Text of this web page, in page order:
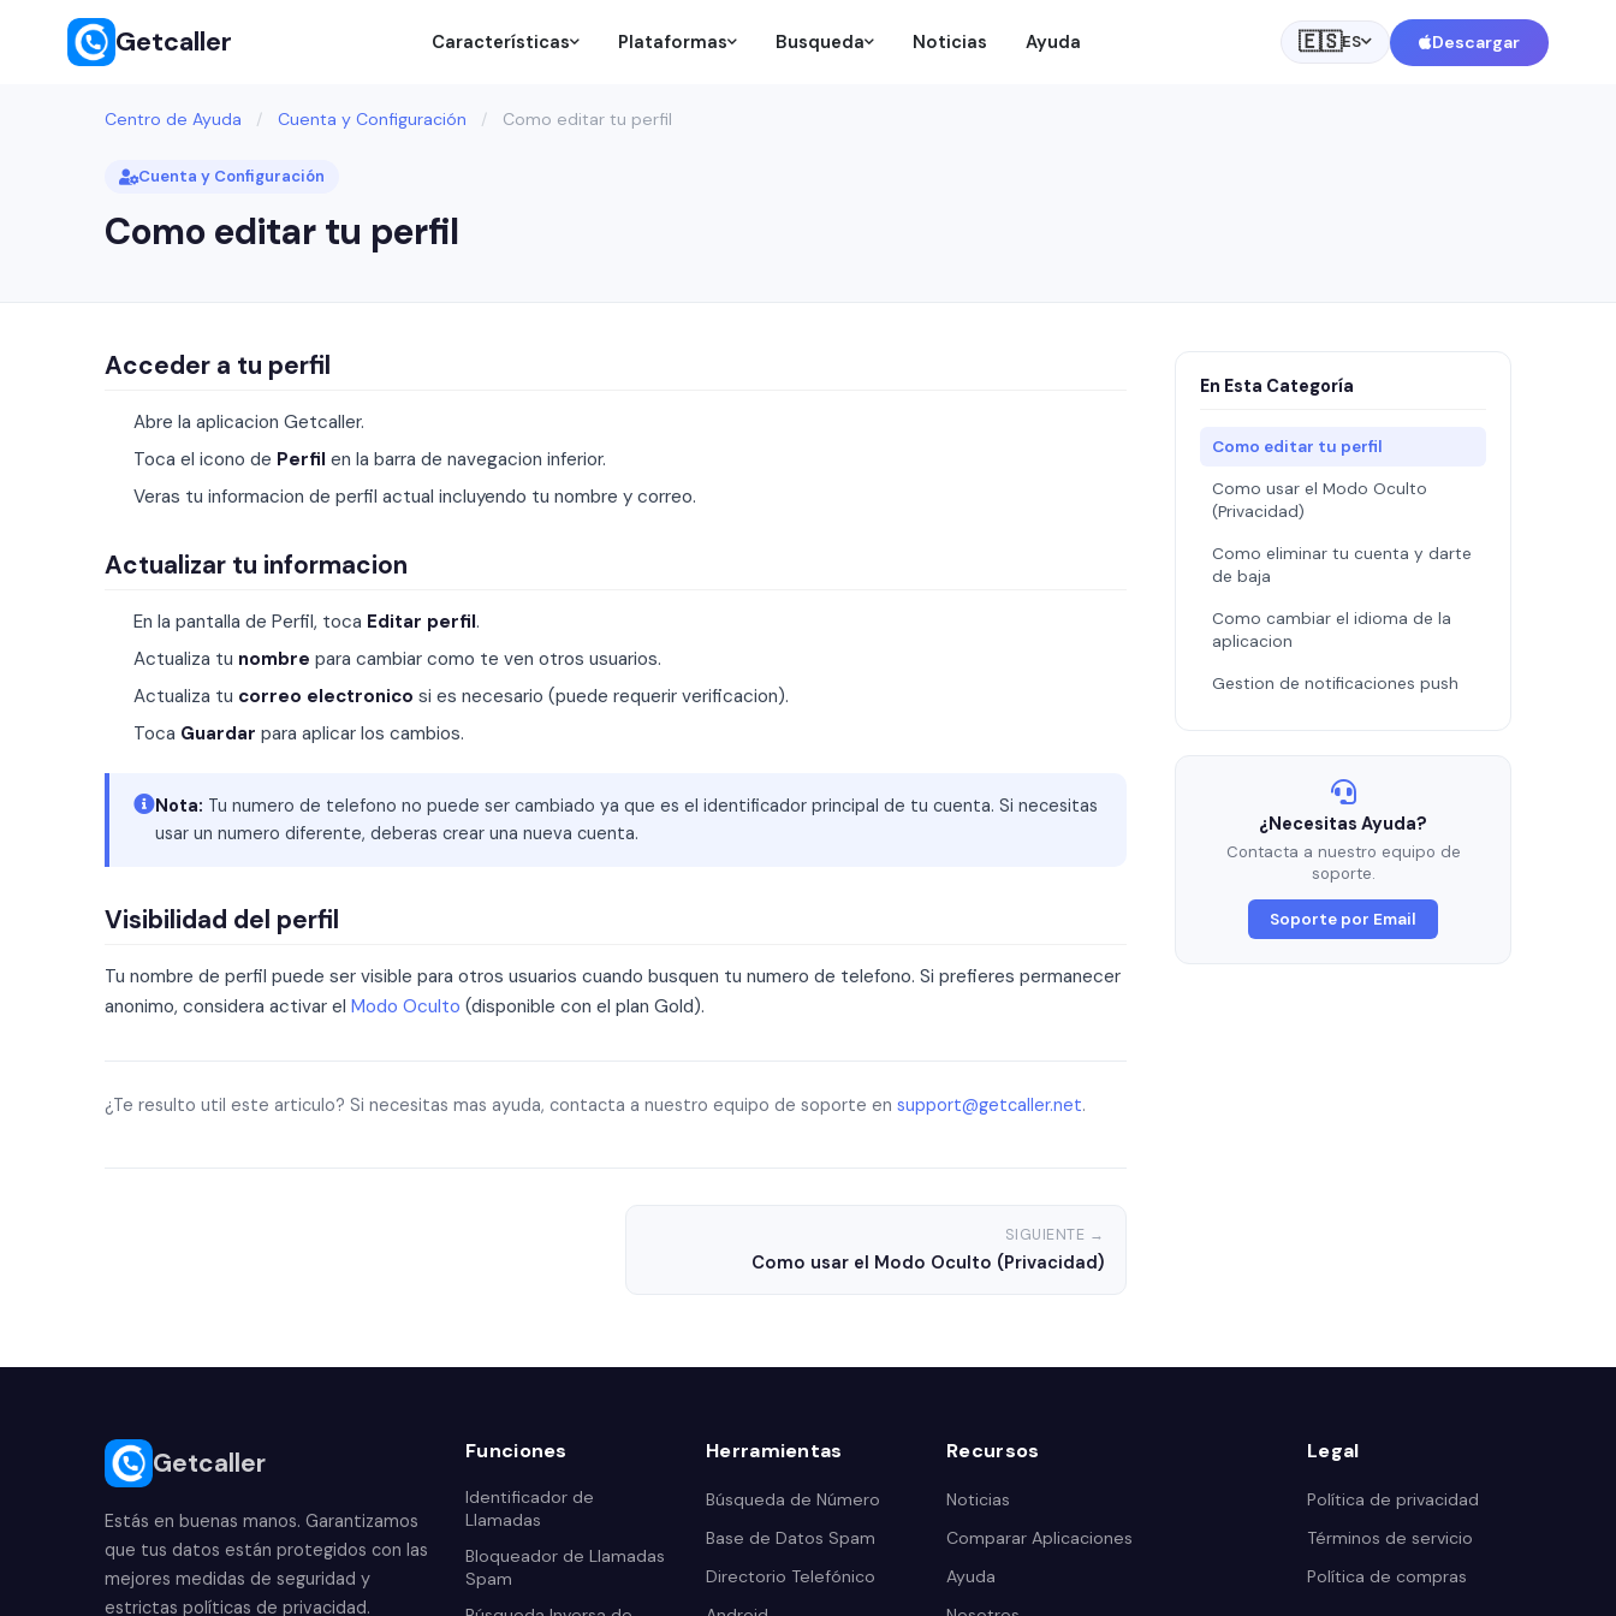
Getcaller Características Plataformas Busqueda Noticias Ayuda 🇪🇸ES Descargar
Centro de Ayuda / Cuenta y Configuración / Como editar tu perfil
Cuenta y Configuración
Como editar tu perfil
Acceder a tu perfil
Abre la aplicacion Getcaller.
Toca el icono de Perfil en la barra de navegacion inferior.
Veras tu informacion de perfil actual incluyendo tu nombre y correo.
Actualizar tu informacion
En la pantalla de Perfil, toca Editar perfil.
Actualiza tu nombre para cambiar como te ven otros usuarios.
Actualiza tu correo electronico si es necesario (puede requerir verificacion).
Toca Guardar para aplicar los cambios.
Nota: Tu numero de telefono no puede ser cambiado ya que es el identificador principal de tu cuenta. Si necesitas
usar un numero diferente, deberas crear una nueva cuenta.
Visibilidad del perfil
Tu nombre de perfil puede ser visible para otros usuarios cuando busquen tu numero de telefono. Si prefieres permanecer
anonimo, considera activar el Modo Oculto (disponible con el plan Gold).
¿Te resulto util este articulo? Si necesitas mas ayuda, contacta a nuestro equipo de soporte en support@getcaller.net.
SIGUIENTE →
Como usar el Modo Oculto (Privacidad)
En Esta Categoría
Como editar tu perfil
Como usar el Modo Oculto
(Privacidad)
Como eliminar tu cuenta y darte
de baja
Como cambiar el idioma de la
aplicacion
Gestion de notificaciones push
¿Necesitas Ayuda?
Contacta a nuestro equipo de
soporte.
Soporte por Email
Getcaller
Estás en buenas manos. Garantizamos
que tus datos están protegidos con las
mejores medidas de seguridad y
estrictas políticas de privacidad.
Funciones
Identificador de
Llamadas
Bloqueador de Llamadas
Spam
Herramientas
Búsqueda de Número
Base de Datos Spam
Directorio Telefónico
Recursos
Noticias
Comparar Aplicaciones
Ayuda
Legal
Política de privacidad
Términos de servicio
Política de compras